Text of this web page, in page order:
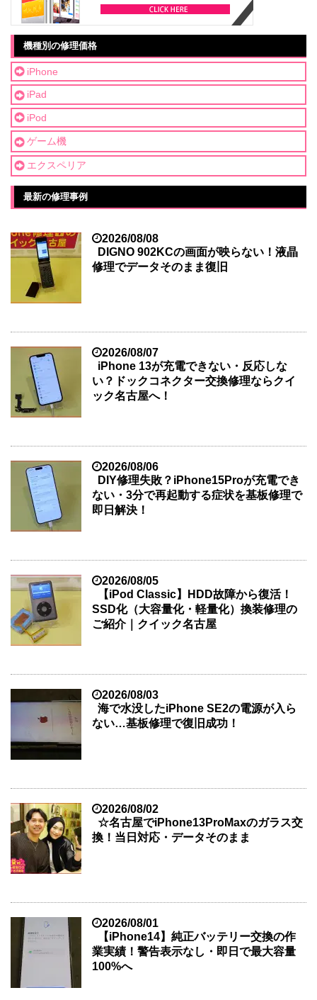
機種別の修理価格
iPhone
iPad
iPod
ゲーム機
エクスペリア
最新の修理事例
2026/08/08
DIGNO 902KCの画面が映らない！液晶
修理でデータそのまま復旧
2026/08/07
iPhone 13が充電できない・反応しな
い？ドックコネクター交換修理ならクイ
ック名古屋へ！
2026/08/06
DIY修理失敗？iPhone15Proが充電でき
ない・3分で再起動する症状を基板修理で
即日解決！
2026/08/05
【iPod Classic】HDD故障から復活！
SSD化（大容量化・軽量化）換装修理の
ご紹介｜クイック名古屋
2026/08/03
海で水没したiPhone SE2の電源が入ら
ない…基板修理で復旧成功！
2026/08/02
☆名古屋でiPhone13ProMaxのガラス交
換！当日対応・データそのまま
2026/08/01
【iPhone14】純正バッテリー交換の作
業実績！警告表示なし・即日で最大容量
100%へ